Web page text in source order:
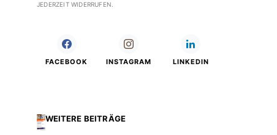
JEDERZEIT WIDERRUFEN.
FACEBOOK INSTAGRAM LINKEDIN
WEITERE BEITRÄGE